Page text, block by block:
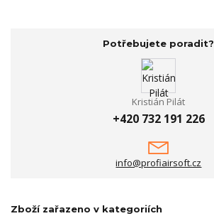
Potřebujete poradit?
Kristián Pilát
+420 732 191 226
info@profiairsoft.cz
Zboží zařazeno v kategoriích